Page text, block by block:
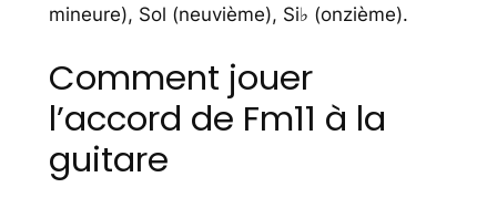
mineure), Sol (neuvième), Si♭ (onzième).
Comment jouer
l’accord de Fm11 à la
guitare